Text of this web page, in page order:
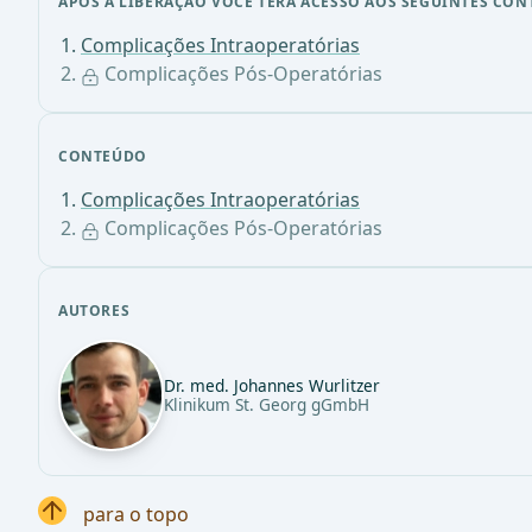
CONTEÚDO
Complicações Intraoperatórias
Complicações Pós-Operatórias
AUTORES
Dr. med. Johannes Wurlitzer
Klinikum St. Georg gGmbH
Complicações Intraoperatórias
Complicações Pós-Operatórias
para o topo